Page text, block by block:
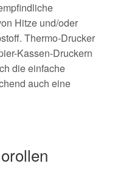
Hitze und/oder
Thermo-Drucker
Kassen-Druckern
die einfache
auch eine